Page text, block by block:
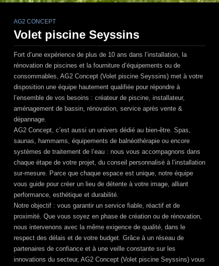
AG2 CONCEPT
Volet piscine Seyssins
Fort d’une expérience de plus de 10 ans dans l’installation, la
rénovation de piscines et la fourniture d’équipements ou de
consommables, AG2 Concept (Volet piscine Seyssins) met à votre
disposition une équipe hautement qualifiée pour répondre à
l’ensemble de vos besoins : créateur de piscine, installateur,
aménagement de bassin, rénovation, service après vente &
dépannage.
AG2 Concept, c’est aussi un univers dédié au bien-être. Spas,
saunas, hammams, équipements de balnéothérapie ou encore
systèmes de traitement de l’eau : nous vous accompagnons dans
chaque étape de votre projet, du conseil personnalisé à l’installation
sur-mesure. Parce que chaque espace est unique, notre équipe
vous guide pour créer un lieu de détente à votre image, alliant
performance, esthétique et durabilité.
Notre objectif : vous garantir un service fiable, réactif et de
proximité. Que vous soyez en phase de création ou de rénovation,
nous intervenons avec la même exigence de qualité, dans le
respect des délais et de votre budget. Grâce à un réseau de
partenaires de confiance et à une veille constante sur les
innovations du secteur, AG2 Concept (Volet piscine Seyssins) vous